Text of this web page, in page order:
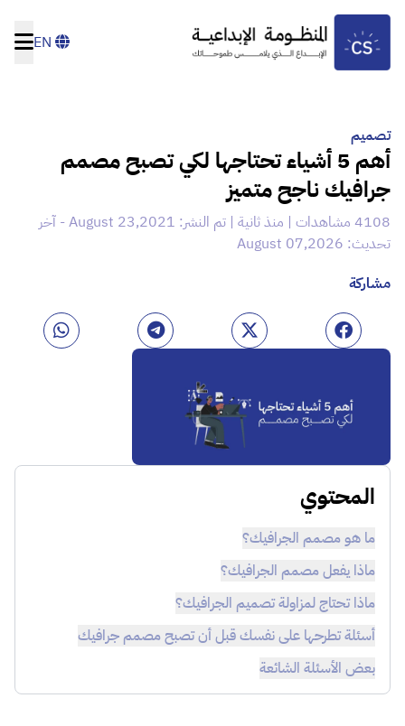
تصميم
أهم 5 أشياء تحتاجها لكي تصبح مصمم
جرافيك ناجح متميز
4108 مشاهدات | منذ ثانية | تم النشر: August 23,2021 - آخر
تحديث: August 07,2026
مشاركة
المحتوي
ما هو مصمم الجرافيك؟
ماذا يفعل مصمم الجرافيك؟
ماذا تحتاج لمزاولة تصميم الجرافيك؟
أسئلة تطرحها على نفسك قبل أن تصبح مصمم جرافيك
بعض الأسئلة الشائعة